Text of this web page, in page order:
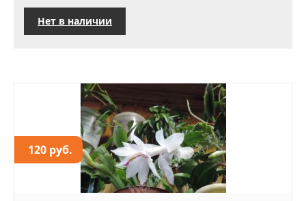
Нет в наличии
120 руб.